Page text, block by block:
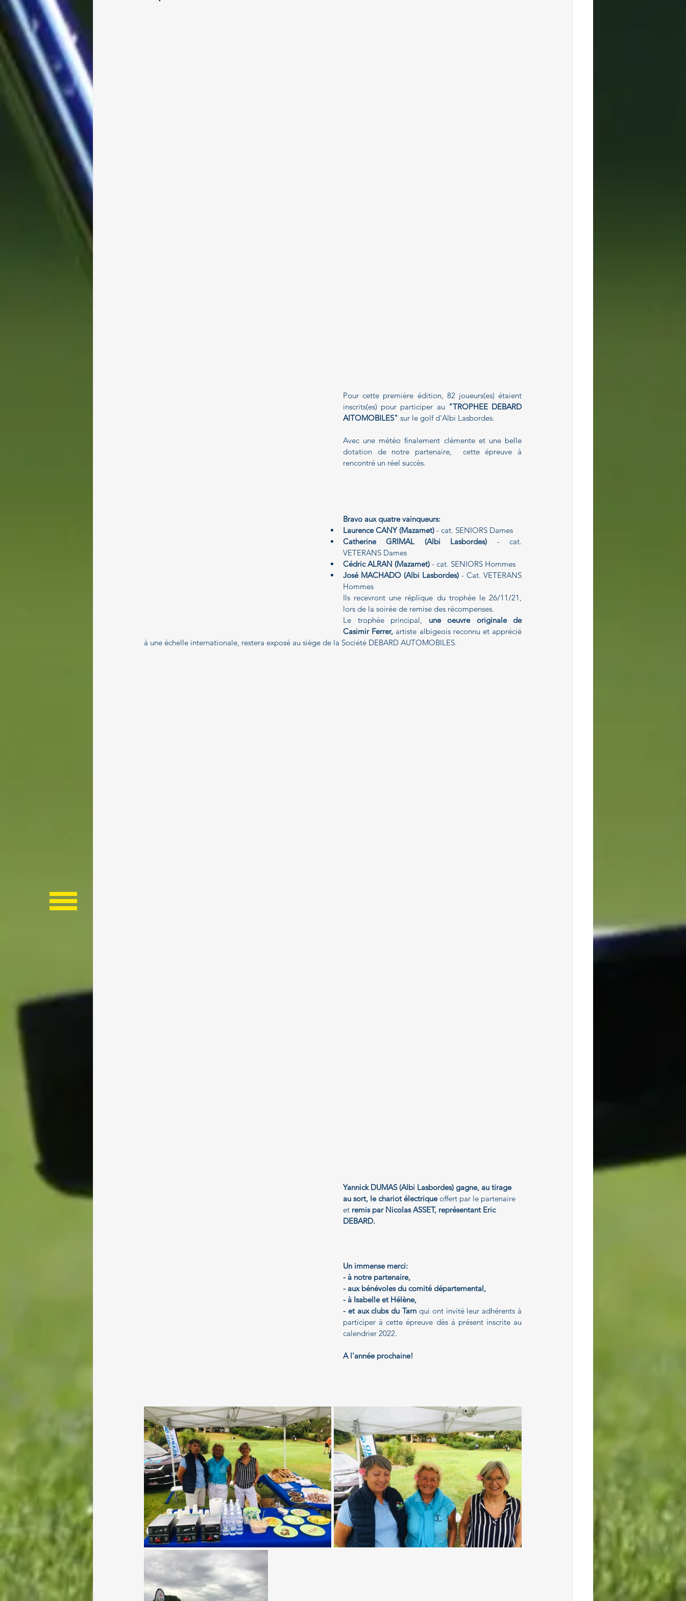
Pour cette première édition, 82 joueurs(es) étaient
inscrits(es) pour participer au "TROPHEE DEBARD
AITOMOBILES" sur le golf d'Albi Lasbordes.
Avec une météo finalement clémente et une belle
dotation de notre partenaire,  cette épreuve à
rencontré un réel succès.
Bravo aux quatre vainqueurs:
Laurence CANY (Mazamet) - cat. SENIORS Dames
Catherine GRIMAL (Albi Lasbordes) - cat.
VETERANS Dames
Cédric ALRAN (Mazamet) - cat. SENIORS Hommes
José MACHADO (Albi Lasbordes) - Cat. VETERANS
Hommes
Ils recevront une réplique du trophée le 26/11/21,
lors de la soirée de remise des récompenses.
Le trophée principal, une oeuvre originale de
Casimir Ferrer, artiste albigeois reconnu et apprécié
à une échelle internationale, restera exposé au siège de la Société DEBARD AUTOMOBILES.
Yannick DUMAS (Albi Lasbordes) gagne, au tirage
au sort, le chariot électrique offert par le partenaire
et remis par Nicolas ASSET, représentant Eric
DEBARD.
Un immense merci:
- à notre partenaire,
- aux bénévoles du comité départemental,
- à Isabelle et Hélène,
- et aux clubs du Tarn qui ont invité leur adhérents à
participer à cette épreuve dès à présent inscrite au
calendrier 2022.
A l'année prochaine!